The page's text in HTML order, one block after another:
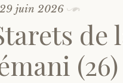
29 juin 2026
de
(26)